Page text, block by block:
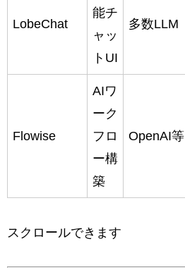
LobeChat
能チ
ャッ
トUI
多数LLM
Flowise
AIワ
ーク
フロ
ー構
築
OpenAI等
スクロールできます